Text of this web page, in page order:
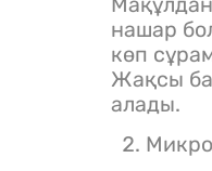
нашар
көп
Жақсы
алады.